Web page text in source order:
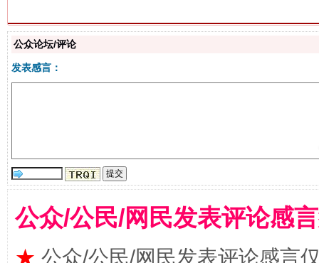
揭批美国五大"原罪" "炒
公众论坛/评论
发表感言：
公众/公民/网民发表评论感
★ 公众/公民/网民发表评论感言